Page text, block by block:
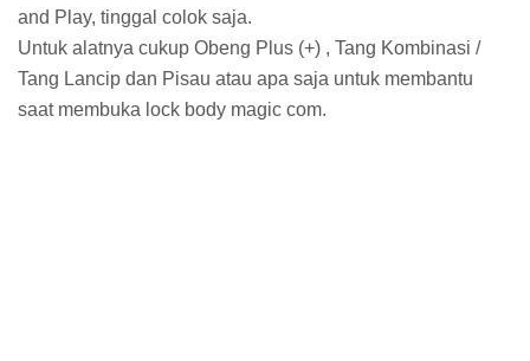
and Play, tinggal colok saja.
Untuk alatnya cukup Obeng Plus (+) , Tang Kombinasi /
Tang Lancip dan Pisau atau apa saja untuk membantu
saat membuka lock body magic com.